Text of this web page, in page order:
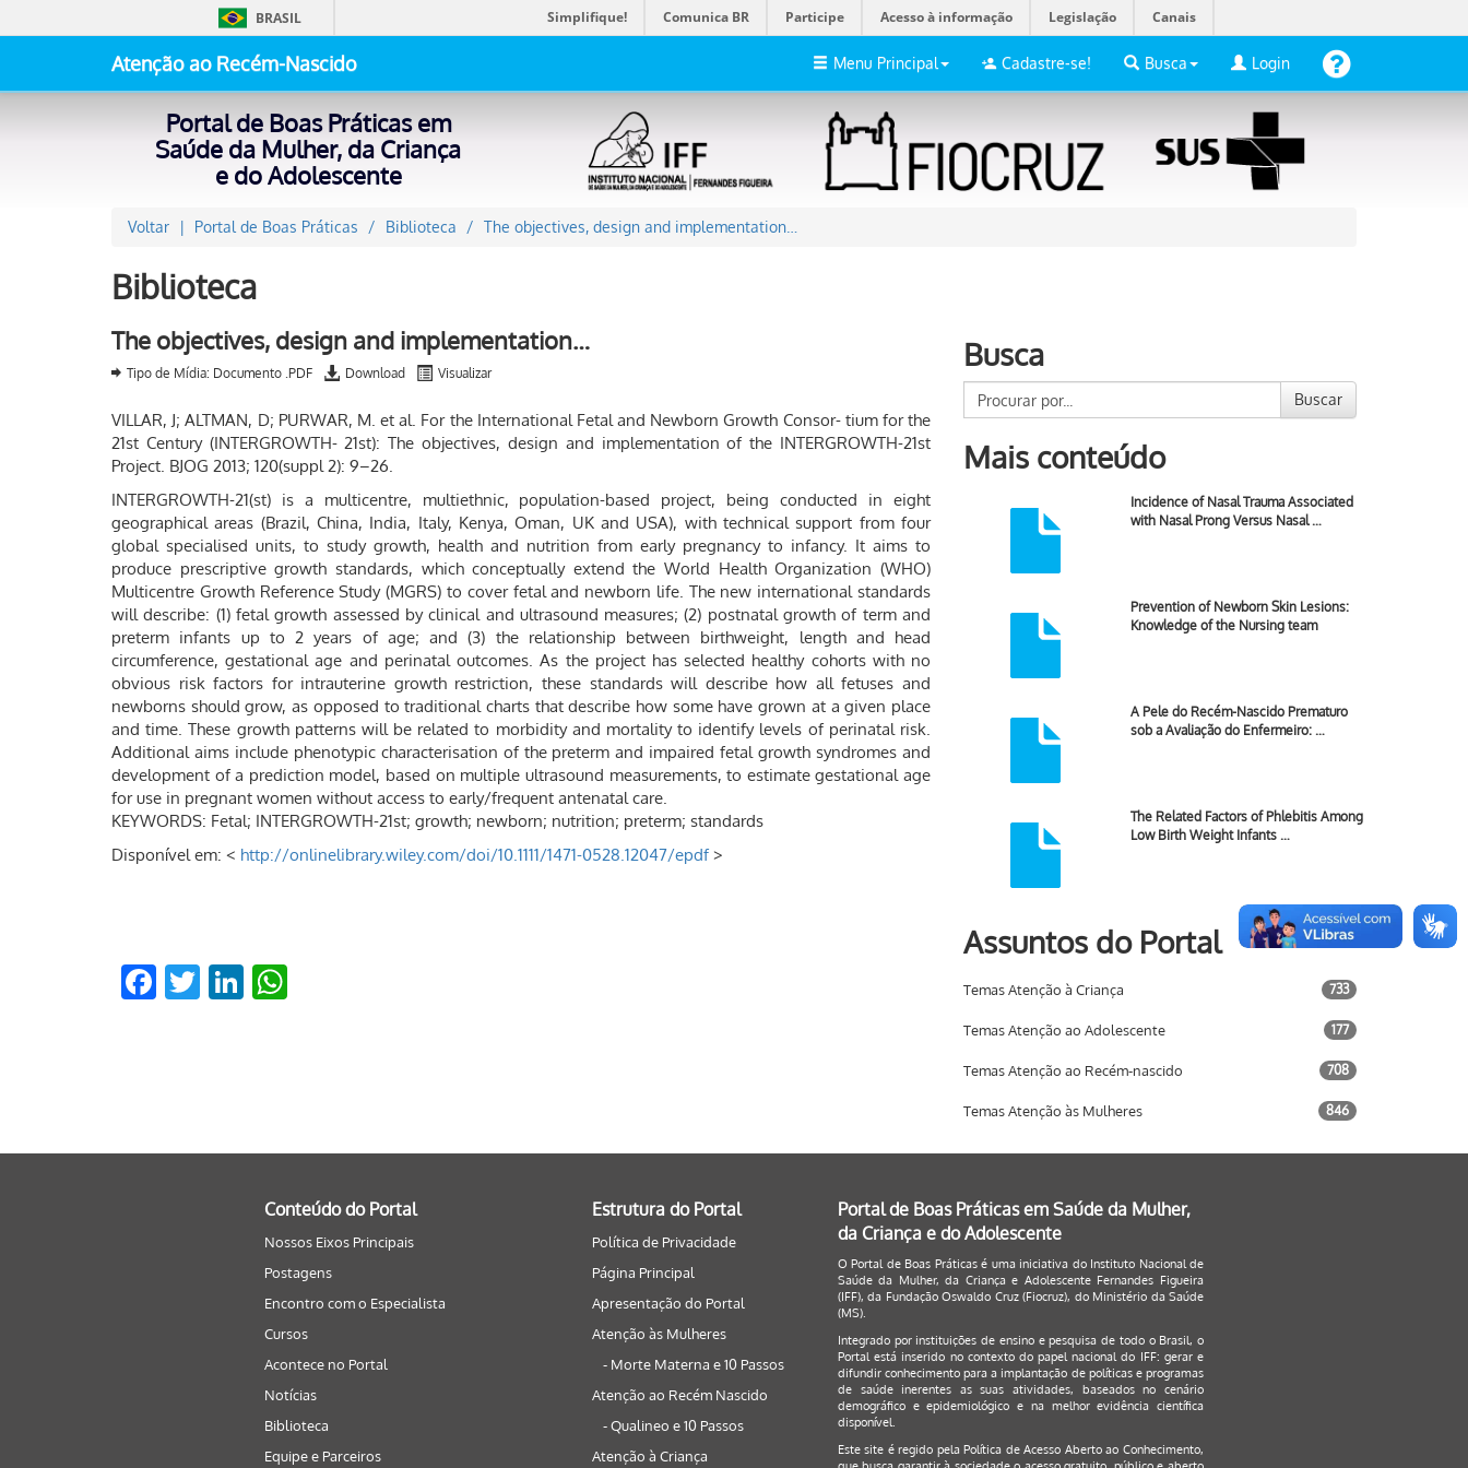
BRASIL Simplifique! Comunica BR Participe Acesso à informação Legislação Canais
Atenção ao Recém-Nascido Menu Principal Cadastre-se! Busca Login
Portal de Boas Práticas em
Saúde da Mulher, da Criança
e do Adolescente
Voltar Portal de Boas Práticas Biblioteca The objectives, design and implementation…
Biblioteca
The objectives, design and implementation…
Tipo de Mídia: Documento .PDF Download Visualizar
VILLAR, J; ALTMAN, D; PURWAR, M. et al. For the International Fetal and Newborn Growth Consor- tium for the
21st Century (INTERGROWTH- 21st): The objectives, design and implementation of the INTERGROWTH-21st
Project. BJOG 2013; 120(suppl 2): 9–26.
INTERGROWTH-21(st) is a multicentre, multiethnic, population-based project, being conducted in eight
geographical areas (Brazil, China, India, Italy, Kenya, Oman, UK and USA), with technical support from four
global specialised units, to study growth, health and nutrition from early pregnancy to infancy. It aims to
produce prescriptive growth standards, which conceptually extend the World Health Organization (WHO)
Multicentre Growth Reference Study (MGRS) to cover fetal and newborn life. The new international standards
will describe: (1) fetal growth assessed by clinical and ultrasound measures; (2) postnatal growth of term and
preterm infants up to 2 years of age; and (3) the relationship between birthweight, length and head
circumference, gestational age and perinatal outcomes. As the project has selected healthy cohorts with no
obvious risk factors for intrauterine growth restriction, these standards will describe how all fetuses and
newborns should grow, as opposed to traditional charts that describe how some have grown at a given place
and time. These growth patterns will be related to morbidity and mortality to identify levels of perinatal risk.
Additional aims include phenotypic characterisation of the preterm and impaired fetal growth syndromes and
development of a prediction model, based on multiple ultrasound measurements, to estimate gestational age
for use in pregnant women without access to early/frequent antenatal care.
KEYWORDS: Fetal; INTERGROWTH-21st; growth; newborn; nutrition; preterm; standards
Disponível em: < http://onlinelibrary.wiley.com/doi/10.1111/1471-0528.12047/epdf>
Facebook
TwitterLinkedIn
Busca
Buscar
Mais conteúdo
Incidence of Nasal Trauma Associated
with Nasal Prong Versus Nasal …
Prevention of Newborn Skin Lesions:
Knowledge of the Nursing team
A Pele do Recém-Nascido Prematuro
sob a Avaliação do Enfermeiro: …
The Related Factors of Phlebitis Among
Low Birth Weight Infants …
Assuntos do Portal
Temas Atenção à Criança 733
Temas Atenção ao Adolescente 177
Temas Atenção ao Recém-nascido 708
Temas Atenção às Mulheres 846
Conteúdo do Portal
Nossos Eixos Principais
Postagens
Encontro com o Especialista
Cursos
Acontece no Portal
Notícias
Biblioteca
Equipe e Parceiros
Estrutura do Portal
Política de Privacidade
Página Principal
Apresentação do Portal
Atenção às Mulheres
- Morte Materna e 10 Passos
Atenção ao Recém Nascido
- Qualineo e 10 Passos
Atenção à Criança
Portal de Boas Práticas em Saúde da Mulher,
da Criança e do Adolescente
O Portal de Boas Práticas é uma iniciativa do Instituto Nacional de
Saúde da Mulher, da Criança e Adolescente Fernandes Figueira
(IFF), da Fundação Oswaldo Cruz (Fiocruz), do Ministério da Saúde
(MS).
Integrado por instituições de ensino e pesquisa de todo o Brasil, o
Portal está inserido no contexto do papel nacional do IFF: gerar e
difundir conhecimento para a implantação de políticas e programas
de saúde inerentes as suas atividades, baseados no cenário
demográfico e epidemiológico e na melhor evidência científica
disponível.
Este site é regido pelaPolítica de Acesso Aberto ao Conhecimento,